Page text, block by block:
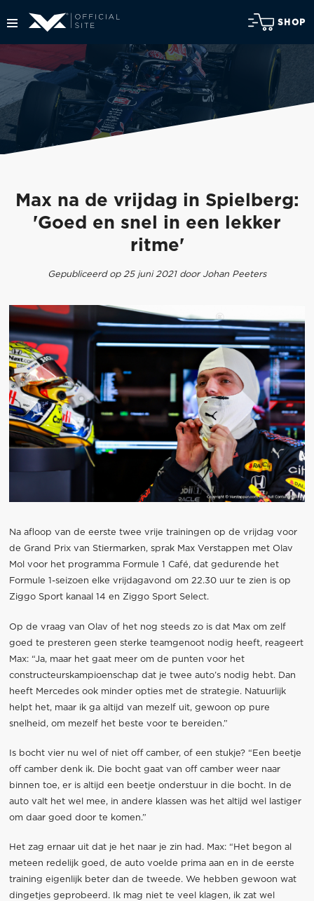
SHOP
Max na de vrijdag in Spielberg:
'Goed en snel in een lekker
ritme'
Gepubliceerd op 25 juni 2021 door Johan Peeters
Na afloop van de eerste twee vrije trainingen op de vrijdag voor
de Grand Prix van Stiermarken, sprak Max Verstappen met Olav
Mol voor het programma Formule 1 Café, dat gedurende het
Formule 1-seizoen elke vrijdagavond om 22.30 uur te zien is op
Ziggo Sport kanaal 14 en Ziggo Sport Select.
Op de vraag van Olav of het nog steeds zo is dat Max om zelf
goed te presteren geen sterke teamgenoot nodig heeft, reageert
Max: “Ja, maar het gaat meer om de punten voor het
constructeurskampioenschap dat je twee auto’s nodig hebt. Dan
heeft Mercedes ook minder opties met de strategie. Natuurlijk
helpt het, maar ik ga altijd van mezelf uit, gewoon op pure
snelheid, om mezelf het beste voor te bereiden.”
Is bocht vier nu wel of niet off camber, of een stukje? “Een beetje
off camber denk ik. Die bocht gaat van off camber weer naar
binnen toe, er is altijd een beetje onderstuur in die bocht. In de
auto valt het wel mee, in andere klassen was het altijd wel lastiger
om daar goed door te komen.”
Het zag ernaar uit dat je het naar je zin had. Max: “Het begon al
meteen redelijk goed, de auto voelde prima aan en in de eerste
training eigenlijk beter dan de tweede. We hebben gewoon wat
dingetjes geprobeerd. Ik mag niet te veel klagen, ik zat wel